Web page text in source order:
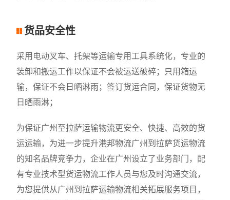
货品安全性
采用电动叉车、托架等运输专用工具系统化，专业的
装卸和搬运工作以保证不会被运送破碎；只用箱运
输，保证不会日晒淋雨；签订货运合同，保证货物无
日晒雨淋；
为保证广州至拉萨运输物流更安全、快捷、高效的货
运运输，为进一步提升港邦物流广州到拉萨货运物流
的知名品牌竞争力，企业在广州设立了业务部门，配
有专业技术型货运物流工作人员与您及时沟通交流，
为您提供从广州到拉萨运输物流相关拓展服务项目，